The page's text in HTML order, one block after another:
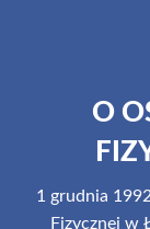
O
1 grudnia
Fizycznej w